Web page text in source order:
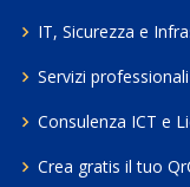
IT, Sicurezza e
Servizi
Consulenza ICT e
Crea gratis il tuo